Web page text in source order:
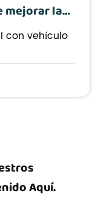
mejorar la
en los
con vehículo
Aquí.